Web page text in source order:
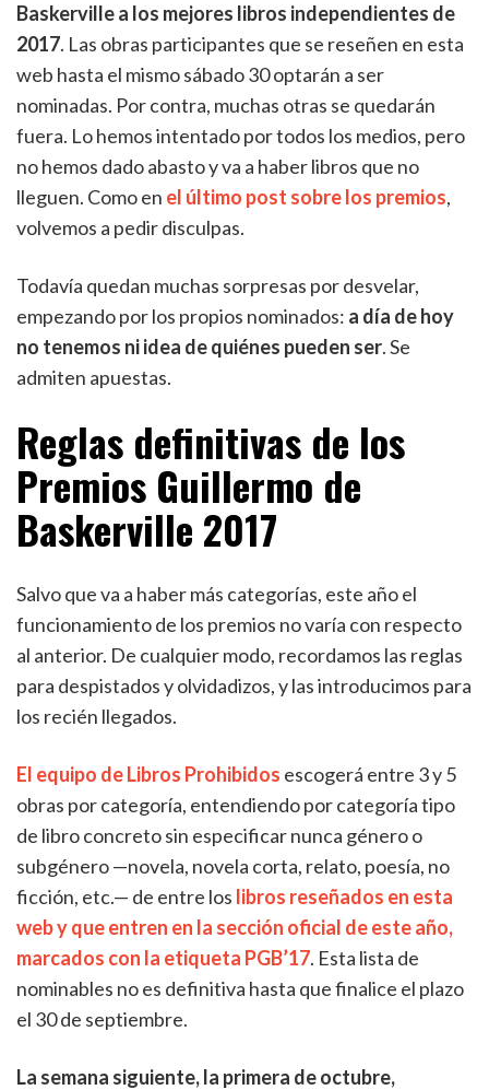
Baskerville a los mejores libros independientes de
2017. Las obras participantes que se reseñen en esta
web hasta el mismo sábado 30 optarán a ser
nominadas. Por contra, muchas otras se quedarán
fuera. Lo hemos intentado por todos los medios, pero
no hemos dado abasto y va a haber libros que no
lleguen. Como en el último post sobre los premios,
volvemos a pedir disculpas.
Todavía quedan muchas sorpresas por desvelar,
empezando por los propios nominados: a día de hoy
no tenemos ni idea de quiénes pueden ser. Se
admiten apuestas.
Reglas definitivas de los
Premios Guillermo de
Baskerville 2017
Salvo que va a haber más categorías, este año el
funcionamiento de los premios no varía con respecto
al anterior. De cualquier modo, recordamos las reglas
para despistados y olvidadizos, y las introducimos para
los recién llegados.
El equipo de Libros Prohibidos escogerá entre 3 y 5
obras por categoría, entendiendo por categoría tipo
de libro concreto sin especificar nunca género o
subgénero —novela, novela corta, relato, poesía, no
ficción, etc.— de entre los libros reseñados en esta
web y que entren en la sección oficial de este año,
marcados con la etiqueta PGB’17. Esta lista de
nominables no es definitiva hasta que finalice el plazo
el 30 de septiembre.
La semana siguiente, la primera de octubre,